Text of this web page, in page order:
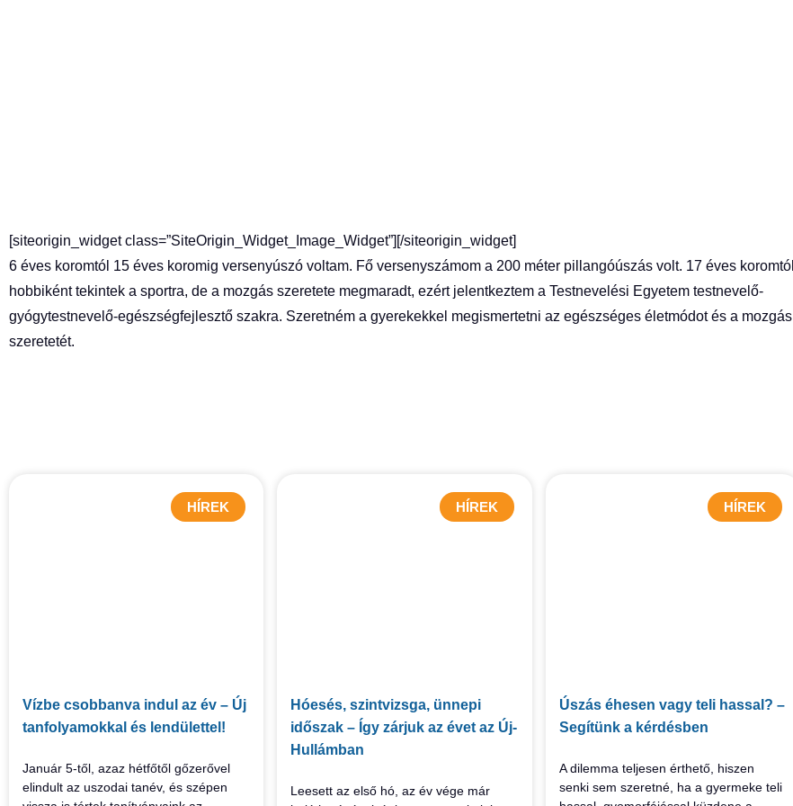
[siteorigin_widget class=”SiteOrigin_Widget_Image_Widget”] [/siteorigin_widget]
6 éves koromtól 15 éves koromig versenyúszó voltam. Fő versenyszámom a 200 méter pillangóúszás volt. 17 éves koromtól
hobbiként tekintek a sportra, de a mozgás szeretete megmaradt, ezért jelentkeztem a Testnevelési Egyetem testnevelő-
gyógytestnevelő-egészségfejlesztő szakra. Szeretném a gyerekekkel megismertetni az egészséges életmódot és a mozgás
szeretetét.
HÍREK
Vízbe csobbanva indul az év – Új
tanfolyamokkal és lendülettel!
Január 5-től, azaz hétfőtől gőzerővel
elindult az uszodai tanév, és szépen
HÍREK
Hóesés, szintvizsga, ünnepi
időszak – Így zárjuk az évet az Új-
Hullámban
Leesett az első hó, az év vége már
HÍREK
Úszás éhesen vagy teli hassal? –
Segítünk a kérdésben
A dilemma teljesen érthető, hiszen
senki sem szeretné, ha a gyermeke teli